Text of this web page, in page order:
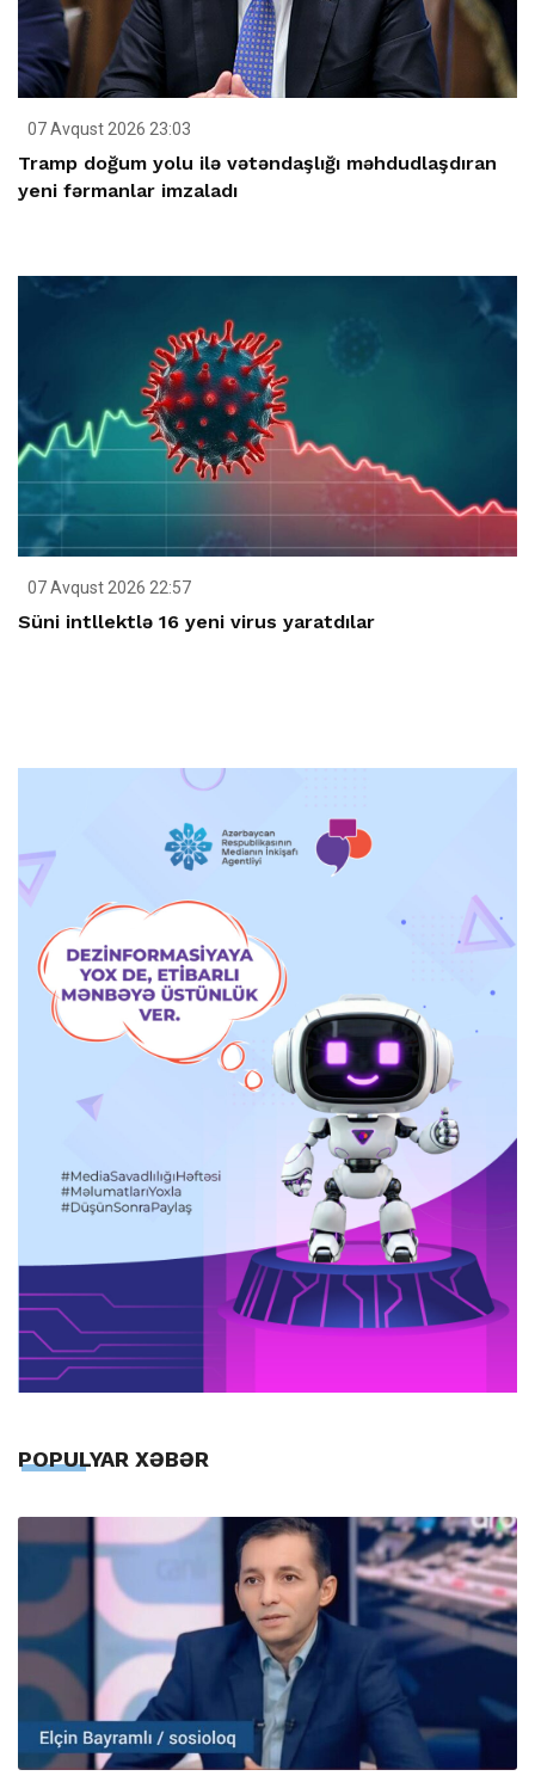
07 Avqust 2026 23:03
Tramp doğum yolu ilə vətəndaşlığı məhdudlaşdıran
yeni fərmanlar imzaladı
07 Avqust 2026 22:57
Süni intllektlə 16 yeni virus yaratdılar
POPULYAR XƏBƏR